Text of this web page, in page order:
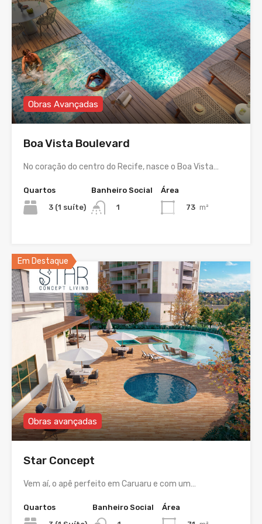
Obras Avançadas
Boa Vista Boulevard
No coração do centro do Recife, nasce o Boa Vista…
Quartos
3 (1 suíte)
Banheiro Social
1
Área
73 m²
Em Destaque
Obras avançadas
Star Concept
Vem aí, o apê perfeito em Caruaru e com um…
Quartos
Banheiro Social
Área